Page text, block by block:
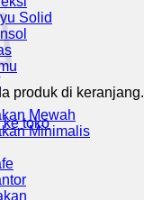
produk di keranjang.
toko
Solid
Mewah
Minimalis